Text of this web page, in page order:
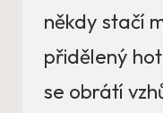
někdy stačí
přidělený
se obrátí